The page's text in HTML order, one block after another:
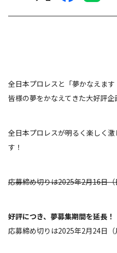
全日本プロレスと「夢かなえます
皆様の夢をかなえてきた大好評企
全日本プロレスが明るく楽しく
す！
応募締め切りは2025年2月16日
好評につき、夢募集期間を延長！
応募締め切りは2025年2月24日（